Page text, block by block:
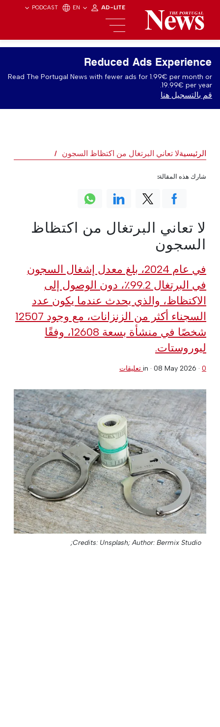
PODCAST EN AD-LITE
Reduced Ads Experience
Read The Portugal News with fewer ads for 1.99€ per month or
19.99€ per year.
قم بالتسجيل هنا
الرئيسيةلا تعاني البرتغال من اكتظاظ السجون
لا تعاني البرتغال من اكتظاظ
السجون
في عام 2024، بلغ معدل إشغال السجون
في البرتغال 99.2٪، دون الوصول إلى
الاكتظاظ، والذي يحدث عندما يكون عدد
السجناء أكثر من الزنزانات، مع وجود 12507
شخصًا في منشأة بسعة 12608، وفقًا
ليوروستات.
in · 08 May 2026 · 0 تعليقات
Credits: Unsplash; Author: Bermix Studio;
شارك هذه المقالة: